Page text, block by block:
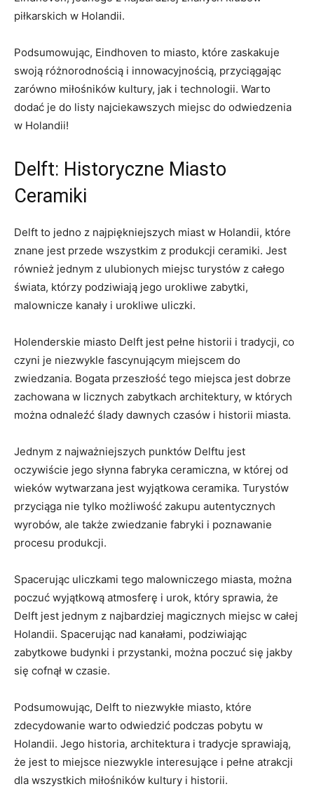
piłkarskich w Holandii.
Podsumowując, ‍Eindhoven to miasto, które zaskakuje
swoją różnorodnością i innowacyjnością, ⁣przyciągając
zarówno ‍miłośników kultury, jak i technologii. Warto⁢
dodać je do ⁣listy najciekawszych miejsc do odwiedzenia
w Holandii!
Delft: Historyczne Miasto
Ceramiki
Delft to jedno z⁣ najpiękniejszych miast w Holandii, które
znane jest⁤ przede wszystkim z produkcji ceramiki. Jest
również jednym z ulubionych miejsc turystów z całego
świata, którzy podziwiają ​jego urokliwe zabytki,‌
malownicze ⁤kanały ⁤i urokliwe uliczki.
Holenderskie miasto Delft jest pełne​ historii i tradycji, co
czyni je ‌niezwykle fascynującym miejscem do‍
zwiedzania. Bogata przeszłość tego miejsca jest dobrze
zachowana w ⁣licznych zabytkach architektury, w których
można odnaleźć ślady dawnych czasów ⁤i historii miasta.
Jednym z najważniejszych punktów Delftu jest⁢
oczywiście jego słynna fabryka ceramiczna, w której‌ od
wieków wytwarzana jest wyjątkowa ceramika.​ Turystów ​
przyciąga ​nie ​tylko ​możliwość​ zakupu ‌autentycznych
wyrobów, ale‍ także zwiedzanie fabryki i poznawanie
procesu produkcji.
Spacerując uliczkami tego malowniczego miasta, można
poczuć wyjątkową atmosferę i urok, który sprawia, ⁣że
Delft jest jednym z najbardziej⁢ magicznych miejsc w​ całej
​Holandii. Spacerując nad kanałami, podziwiając
zabytkowe budynki ⁤i przystanki, można poczuć się jakby
się cofnął w czasie.
Podsumowując, Delft to niezwykłe miasto, które
‍zdecydowanie warto odwiedzić podczas pobytu w⁣
Holandii. Jego historia, architektura i ‌tradycje sprawiają,
że jest to miejsce ‌niezwykle‍ interesujące i pełne atrakcji
dla wszystkich miłośników⁣ kultury i historii.